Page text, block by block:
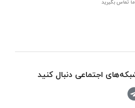
اجتماعی دنبال کنید